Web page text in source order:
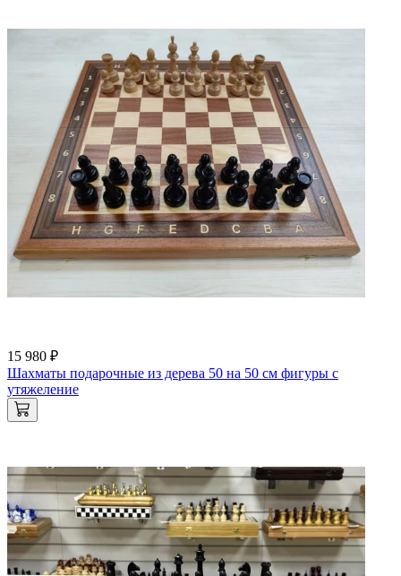
15 980 ₽
Шахматы подарочные из дерева 50 на 50 см фигуры с
утяжеление